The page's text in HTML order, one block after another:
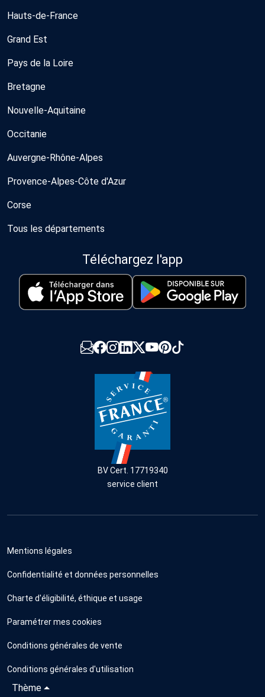
Hauts-de-France
Grand Est
Pays de la Loire
Bretagne
Nouvelle-Aquitaine
Occitanie
Auvergne-Rhône-Alpes
Provence-Alpes-Côte d'Azur
Corse
Tous les départements
Téléchargez l'app
BV Cert. 17719340
service client
Mentions légales
Confidentialité et données personnelles
Charte d'éligibilité, éthique et usage
Paramétrer mes cookies
Conditions générales de vente
Conditions générales d'utilisation
Thème